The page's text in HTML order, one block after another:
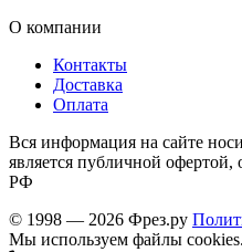
О компании
Контакты
Доставка
Оплата
Вся информация на сайте
является публичной офертой,
РФ
© 1998 — 2026 Фрез.ру
Мы используем файлы cookies.